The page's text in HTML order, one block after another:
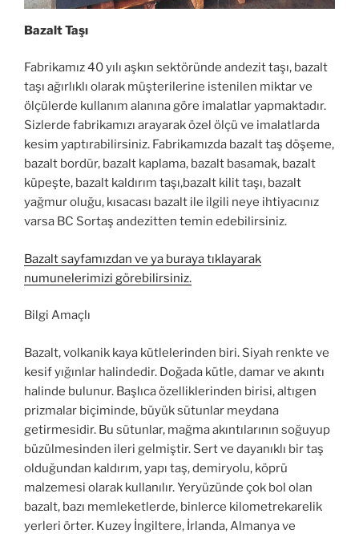
Bazalt Taşı
Fabrikamız 40 yılı aşkın sektöründe andezit taşı, bazalt
taşı ağırlıklı olarak müşterilerine istenilen miktar ve
ölçülerde kullanım alanına göre imalatlar yapmaktadır.
Sizlerde fabrikamızı arayarak özel ölçü ve imalatlarda
kesim yaptırabilirsiniz. Fabrikamızda bazalt taş döşeme,
bazalt bordür, bazalt kaplama, bazalt basamak, bazalt
küpeşte, bazalt kaldırım taşı,bazalt kilit taşı, bazalt
yağmur oluğu, kısacası bazalt ile ilgili neye ihtiyacınız
varsa BC Sortaş andezitten temin edebilirsiniz.
Bazalt sayfamızdan ve ya buraya tıklayarak
numunelerimizi görebilirsiniz.
Bilgi Amaçlı
Bazalt, volkanik kaya kütlelerinden biri. Siyah renkte ve
kesif yığınlar halindedir. Doğada kütle, damar ve akıntı
halinde bulunur. Başlıca özelliklerinden birisi, altıgen
prizmalar biçiminde, büyük sütunlar meydana
getirmesidir. Bu sütunlar, mağma akıntılarının soğuyup
büzülmesinden ileri gelmiştir. Sert ve dayanıklı bir taş
olduğundan kaldırım, yapı taş, demiryolu, köprü
malzemesi olarak kullanılır. Yeryüzünde çok bol olan
bazalt, bazı memleketlerde, binlerce kilometrekarelik
yerleri örter. Kuzey İngiltere, İrlanda, Almanya ve